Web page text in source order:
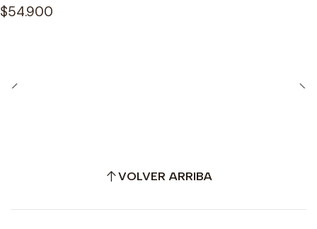
$54.900
VOLVER ARRIBA